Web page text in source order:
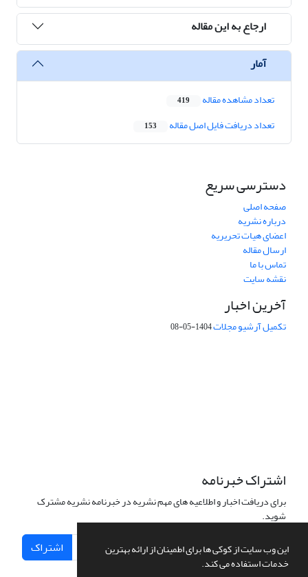
این وب سایت از کوکی ها برای اطمینان از ارائه بهترین
خدمات استفاده می کند.
ارجاع به این مقاله
آمار
تعداد مشاهده مقاله 419
تعداد دریافت فایل اصل مقاله 153
دسترسی سریع
صفحه اصلی
درباره نشریه
اعضای هیات تحریریه
ارسال مقاله
تماس با ما
نقشه سایت
آخرین اخبار
تکمیل آرشیو مجلات1404-05-08
اشتراک خبرنامه
برای دریافت اخبار و اطلاعیه های مهم نشریه در خبرنامه نشریه مشترک
شوید.
اشتراک